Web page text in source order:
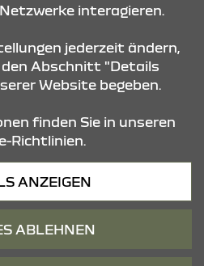
interagieren.
jederzeit ändern,
den Abschnitt "Details
Website begeben.
finden Sie in unseren
Richtlinien.
ANZEIGEN
ABLEHNEN